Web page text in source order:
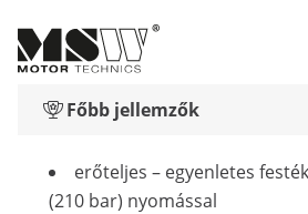
Főbb jellemzők
erőteljes – egyenletes
(210 bar) nyomással